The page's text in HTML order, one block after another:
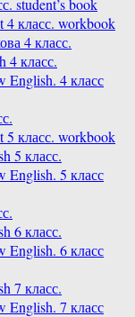
student’s book
4 класс. workbook
4 класс.
4 класс.
English. 4 класс
5 класс. workbook
5 класс.
English. 5 класс
6 класс.
English. 6 класс
7 класс.
English. 7 класс